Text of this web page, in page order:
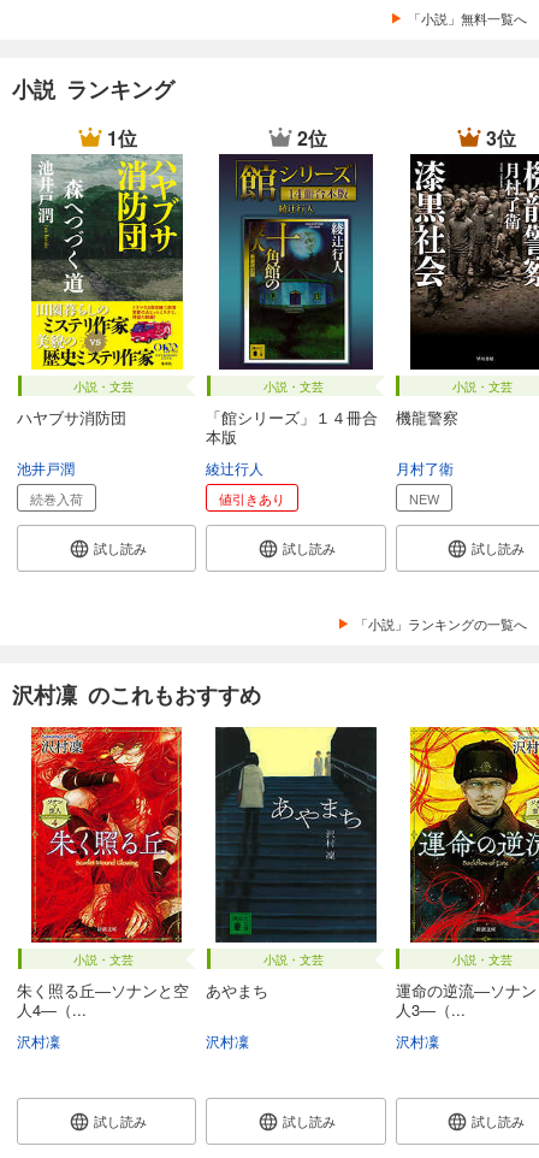
「小説」無料一覧へ
小説 ランキング
1位
小説・文芸
ハヤブサ消防団
池井戸潤
続巻入荷
試し読み
2位
小説・文芸
「館シリーズ」１４冊合
本版
綾辻行人
値引きあり
試し読み
3位
小説・文芸
機龍警察
月村了衛
NEW
試し読み
「小説」ランキングの一覧へ
沢村凜 のこれもおすすめ
小説・文芸
朱く照る丘―ソナンと空
人4―（...
沢村凜
試し読み
小説・文芸
あやまち
沢村凜
試し読み
小説・文芸
運命の逆流―ソナ
人3―（...
沢村凜
試し読み